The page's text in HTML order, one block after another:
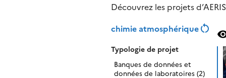
Découvrez les projets
chimie atmosphériquerestart_alt
Typologie de projet
Banques de données et
données de laboratoires (2)